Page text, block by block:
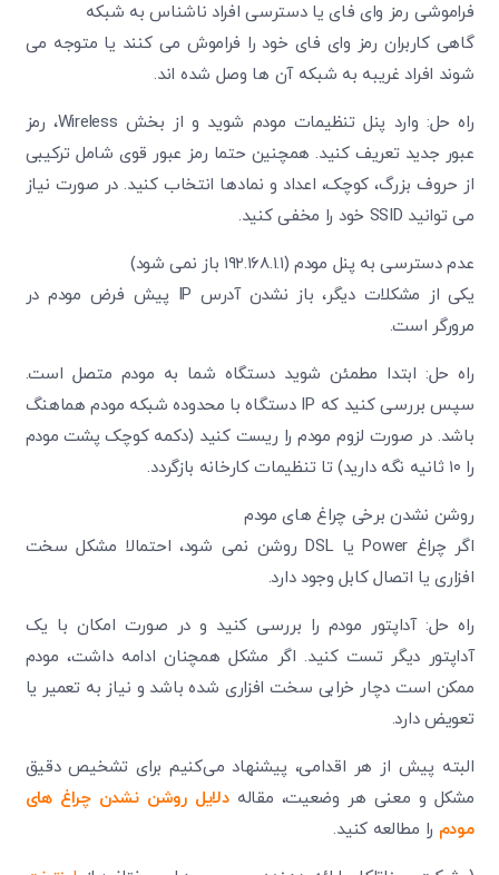
فراموشی رمز وای فای یا دسترسی افراد ناشناس به شبکه
گاهی کاربران رمز وای فای خود را فراموش می کنند یا متوجه می
شوند افراد غریبه به شبکه آن ها وصل شده اند.
راه حل: وارد پنل تنظیمات مودم شوید و از بخش Wireless، رمز
عبور جدید تعریف کنید. همچنین حتما رمز عبور قوی شامل ترکیبی
از حروف بزرگ، کوچک، اعداد و نمادها انتخاب کنید. در صورت نیاز
می توانید SSID خود را مخفی کنید.
عدم دسترسی به پنل مودم (۱۹۲.۱۶۸.۱.۱ باز نمی شود)
یکی از مشکلات دیگر، باز نشدن آدرس IP پیش فرض مودم در
مرورگر است.
راه حل: ابتدا مطمئن شوید دستگاه شما به مودم متصل است.
سپس بررسی کنید که IP دستگاه با محدوده شبکه مودم هماهنگ
باشد. در صورت لزوم مودم را ریست کنید (دکمه کوچک پشت مودم
را ۱۰ ثانیه نگه دارید) تا تنظیمات کارخانه بازگردد.
روشن نشدن برخی چراغ های مودم
اگر چراغ Power یا DSL روشن نمی شود، احتمالا مشکل سخت
افزاری یا اتصال کابل وجود دارد.
راه حل: آداپتور مودم را بررسی کنید و در صورت امکان با یک
آداپتور دیگر تست کنید. اگر مشکل همچنان ادامه داشت، مودم
ممکن است دچار خرابی سخت افزاری شده باشد و نیاز به تعمیر یا
تعویض دارد.
البته پیش از هر اقدامی، پیشنهاد می‌کنیم برای تشخیص دقیق
مشکل و معنی هر وضعیت، مقالهدلایل روشن نشدن چراغ های
مودم را مطالعه کنید.